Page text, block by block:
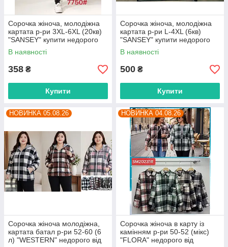
Сорочка жіноча, молодіжна
картата р-ри 3XL-6XL (20кв)
"SANSEY" купити недорого
від прямого постачальника
В наявності
358 ₴
Купити
Сорочка жіноча, молодіжна
картата р-ри L-4XL (6кв)
"SANSEY" купити недорого
від прямого постачальника
В наявності
500 ₴
Купити
НОВИНКА 05.08.26
Сорочка жіноча молодіжна,
картата батал р-ри 52-60 (6
л) "WESTERN" недорого від
НОВИНКА 04.08.26
Сорочка жіноча в карту із
камінням р-ри 50-52 (мікс)
"FLORA" недорого від